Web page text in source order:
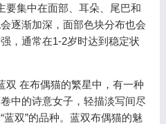
要集中在面部、耳朵、尾巴和
逐渐加深，面部色块分布也会
，通常在1-2岁时达到稳定状
在布偶猫的繁星中，有一种
中的诗意女子，轻描淡写间尽
蓝双”的品种。蓝双布偶猫的魅